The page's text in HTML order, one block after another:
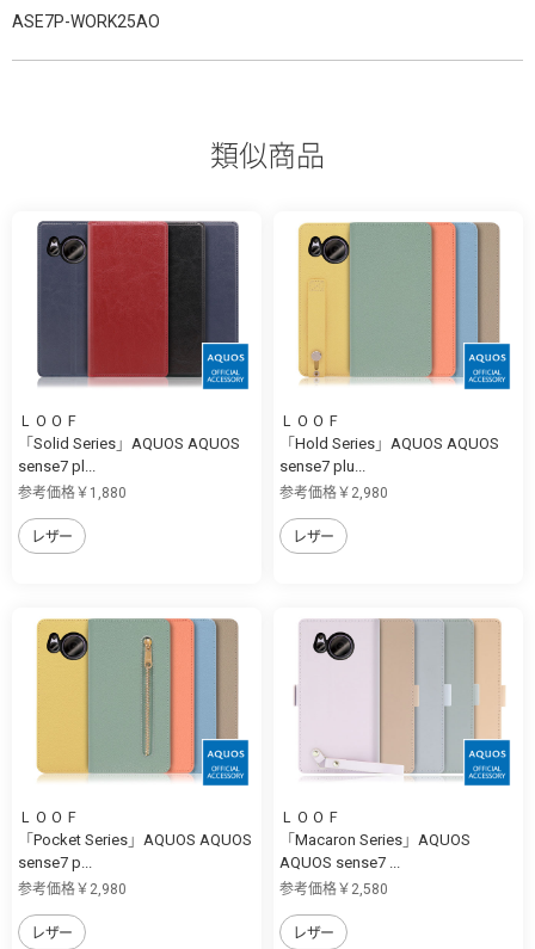
ASE7P-WORK25AO
類似商品
ＬＯＯＦ
「Solid Series」AQUOS AQUOS
sense7 pl...
参考価格￥1,880
レザー
ＬＯＯＦ
「Hold Series」AQUOS AQUOS
sense7 plu...
参考価格￥2,980
レザー
ＬＯＯＦ
「Pocket Series」AQUOS AQUOS
sense7 p...
参考価格￥2,980
レザー
ＬＯＯＦ
「Macaron Series」AQUOS
AQUOS sense7 ...
参考価格￥2,580
レザー